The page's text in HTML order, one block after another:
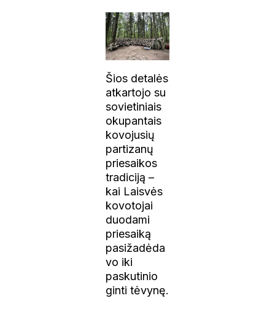
Šios detalės
atkartojo su
sovietiniais
okupantais
kovojusių
partizanų
priesaikos
tradiciją –
kai Laisvės
kovotojai
duodami
priesaiką
pasižadėda
vo iki
paskutinio
ginti tėvynę.